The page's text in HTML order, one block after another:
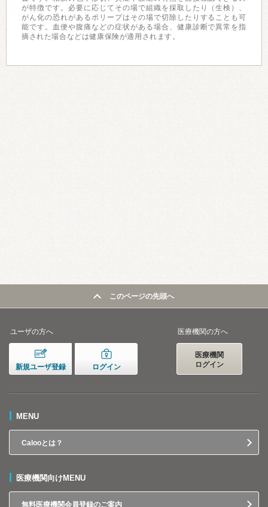
が特徴です。必要に応じてその場で組織を採取したり（生検）、
がん化の恐れがあるポリープはその場で切除したりすることも可
能です。血便や腹痛などの症状がある場合、健康診断で異常を指
摘された場合などは健康保険が適用されます。
このページの先頭へ
ユーザの方へ
新規ユーザ登録 ログイン
医療機関の方へ
医療機関
ログイン
MENU
Calooとは？
医療機関向けMENU
無料医療機関会員登録のご案内